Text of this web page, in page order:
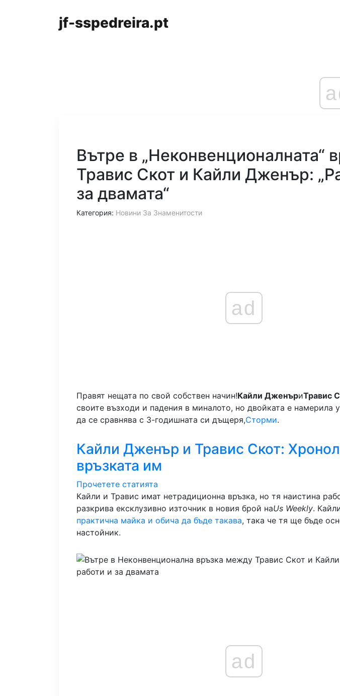
jf-sspedreira.pt
Вътре в „Неконвенционалната“
Травис Скот и Кайли Дженър:
за двамата“
Категория: Новини За Знаменитости
ad
Правят нещата по свой собствен начин!Кайли ДженъриТравис
своите възходи и падения в миналото, но двойката е намерила
да се сравнява с 3-годишната си дъщеря,Сторми.
Кайли Дженър и Травис Скот:
връзката им
Прочетете статията
Кайли и Травис имат нетрадиционна връзка, но тя наистина
разкрива ексклузивно източник в новия брой наUs Weekly.
практична майка и обича да бъде такава, така че тя ще бъде
настойник.
ad